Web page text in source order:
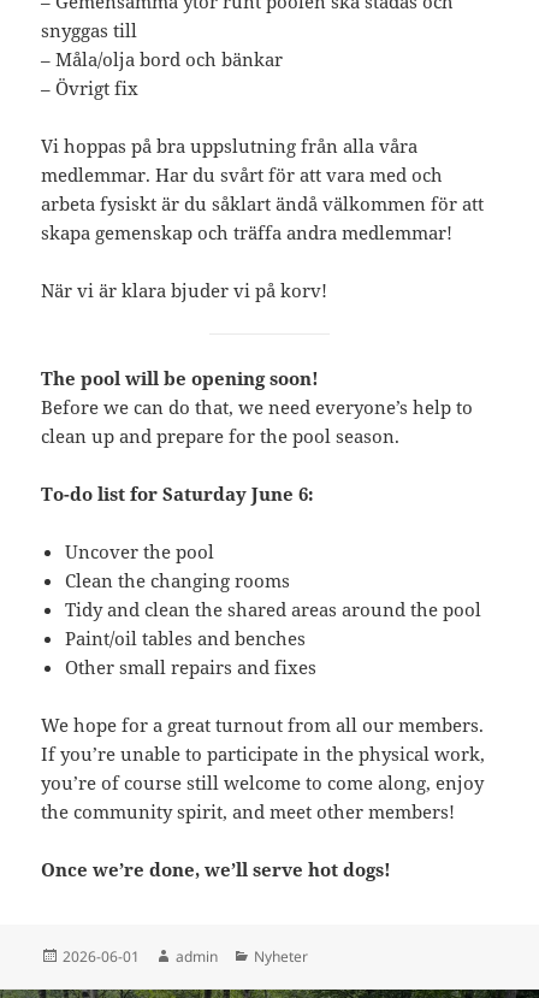
snyggas till
– Måla/olja bord och bänkar
– Övrigt fix
Vi hoppas på bra uppslutning från alla våra
medlemmar. Har du svårt för att vara med och
arbeta fysiskt är du såklart ändå välkommen för att
skapa gemenskap och träffa andra medlemmar!
När vi är klara bjuder vi på korv!
The pool will be opening soon!
Before we can do that, we need everyone’s help to
clean up and prepare for the pool season.
To-do list for Saturday June 6:
Uncover the pool
Clean the changing rooms
Tidy and clean the shared areas around the pool
Paint/oil tables and benches
Other small repairs and fixes
We hope for a great turnout from all our members.
If you’re unable to participate in the physical work,
you’re of course still welcome to come along, enjoy
the community spirit, and meet other members!
Once we’re done, we’ll serve hot dogs!
Postat
2026-06-01 Författare
admin Kategorier
Nyheter